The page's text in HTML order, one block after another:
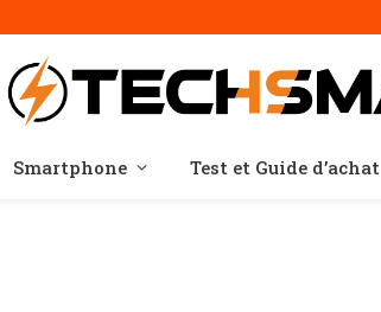
Smartphone Test et Guide d’achat